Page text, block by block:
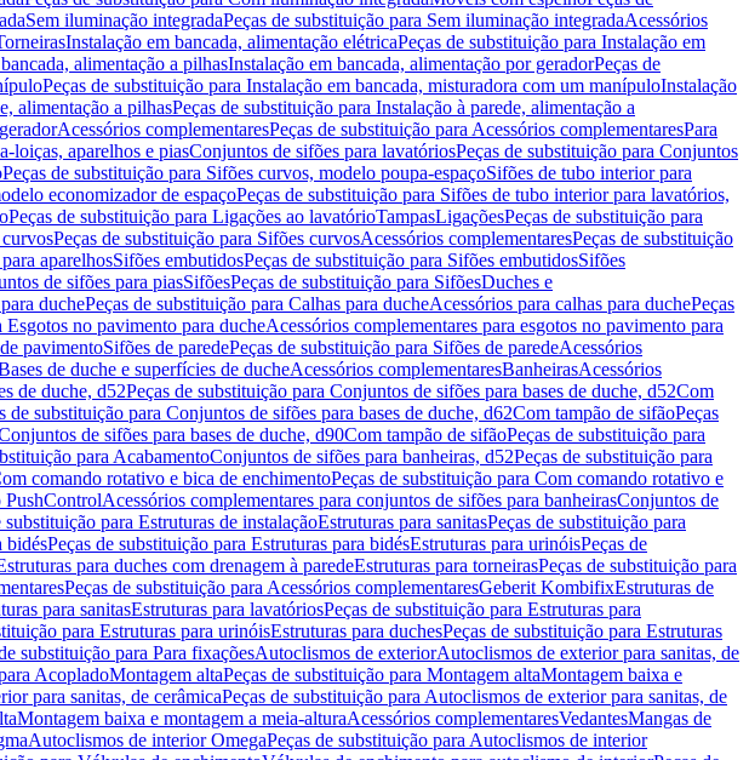
Sem iluminação integradaPeças de substituição para Sem iluminação integradaAcessórios
Instalação em bancada, alimentação elétricaPeças de substituição para Instalação em
alimentação a pilhasInstalação em bancada, alimentação por geradorPeças de
Peças de substituição para Instalação em bancada, misturadora com um manípuloInstalação
alimentação a pilhasPeças de substituição para Instalação à parede, alimentação a
Acessórios complementaresPeças de substituição para Acessórios complementaresPara
loiças, aparelhos e piasConjuntos de sifões para lavatóriosPeças de substituição para Conjuntos
Peças de substituição para Sifões curvos, modelo poupa-espaçoSifões de tubo interior para
economizador de espaçoPeças de substituição para Sifões de tubo interior para lavatórios,
Peças de substituição para Ligações ao lavatórioTampasLigaçõesPeças de substituição para
Peças de substituição para Sifões curvosAcessórios complementaresPeças de substituição
aparelhosSifões embutidosPeças de substituição para Sifões embutidosSifões
de sifões para piasSifõesPeças de substituição para SifõesDuches e
duchePeças de substituição para Calhas para ducheAcessórios para calhas para duchePeças
Esgotos no pavimento para ducheAcessórios complementares para esgotos no pavimento para
pavimentoSifões de paredePeças de substituição para Sifões de paredeAcessórios
de duche e superfícies de ducheAcessórios complementaresBanheirasAcessórios
de duche, d52Peças de substituição para Conjuntos de sifões para bases de duche, d52Com
de substituição para Conjuntos de sifões para bases de duche, d62Com tampão de sifãoPeças
de sifões para bases de duche, d90Com tampão de sifãoPeças de substituição para
para AcabamentoConjuntos de sifões para banheiras, d52Peças de substituição para
comando rotativo e bica de enchimentoPeças de substituição para Com comando rotativo e
PushControlAcessórios complementares para conjuntos de sifões para banheirasConjuntos de
substituição para Estruturas de instalaçãoEstruturas para sanitasPeças de substituição para
bidésPeças de substituição para Estruturas para bidésEstruturas para urinóisPeças de
para duches com drenagem à paredeEstruturas para torneirasPeças de substituição para
Peças de substituição para Acessórios complementaresGeberit KombifixEstruturas de
para sanitasEstruturas para lavatóriosPeças de substituição para Estruturas para
para Estruturas para urinóisEstruturas para duchesPeças de substituição para Estruturas
substituição para Para fixaçõesAutoclismos de exteriorAutoclismos de exterior para sanitas, de
AcopladoMontagem altaPeças de substituição para Montagem altaMontagem baixa e
para sanitas, de cerâmicaPeças de substituição para Autoclismos de exterior para sanitas, de
Montagem baixa e montagem a meia-alturaAcessórios complementaresVedantesMangas de
Autoclismos de interior OmegaPeças de substituição para Autoclismos de interior